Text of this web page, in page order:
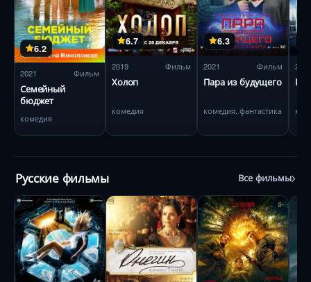
6.2
2021 Фильм
Семейный
бюджет
комедия
6.7
2019 Фильм
Холоп
комедия
6.3
2021 Фильм
Пара из будущего
комедия, фантастика
2015
Русские фильмы Все фильмы